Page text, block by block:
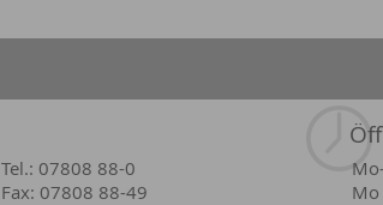
Tel.: 07808 88-0
Fax: 07808 88-49
Mo